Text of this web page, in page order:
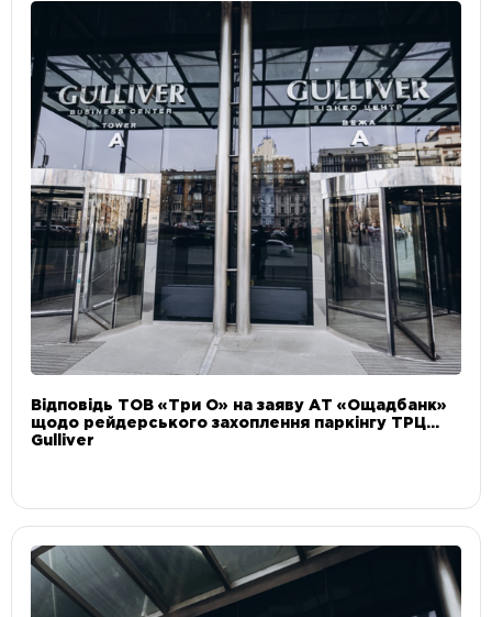
Відповідь ТОВ «Три О» на заяву АТ «Ощадбанк»
щодо рейдерського захоплення паркінгу ТРЦ
Gulliver